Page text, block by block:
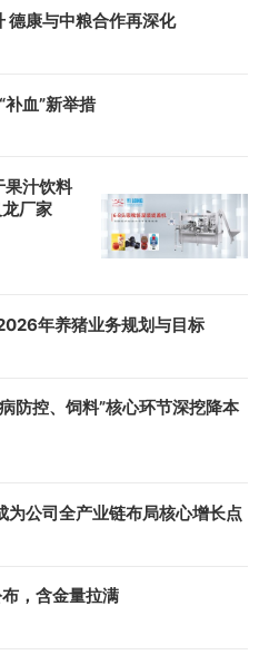
德康与中粮合作再深化
补血”新举措
果汁饮料
厂家
年养猪业务规划与目标
防控、饲料”核心环节深挖降本
为公司全产业链布局核心增长点
，含金量拉满